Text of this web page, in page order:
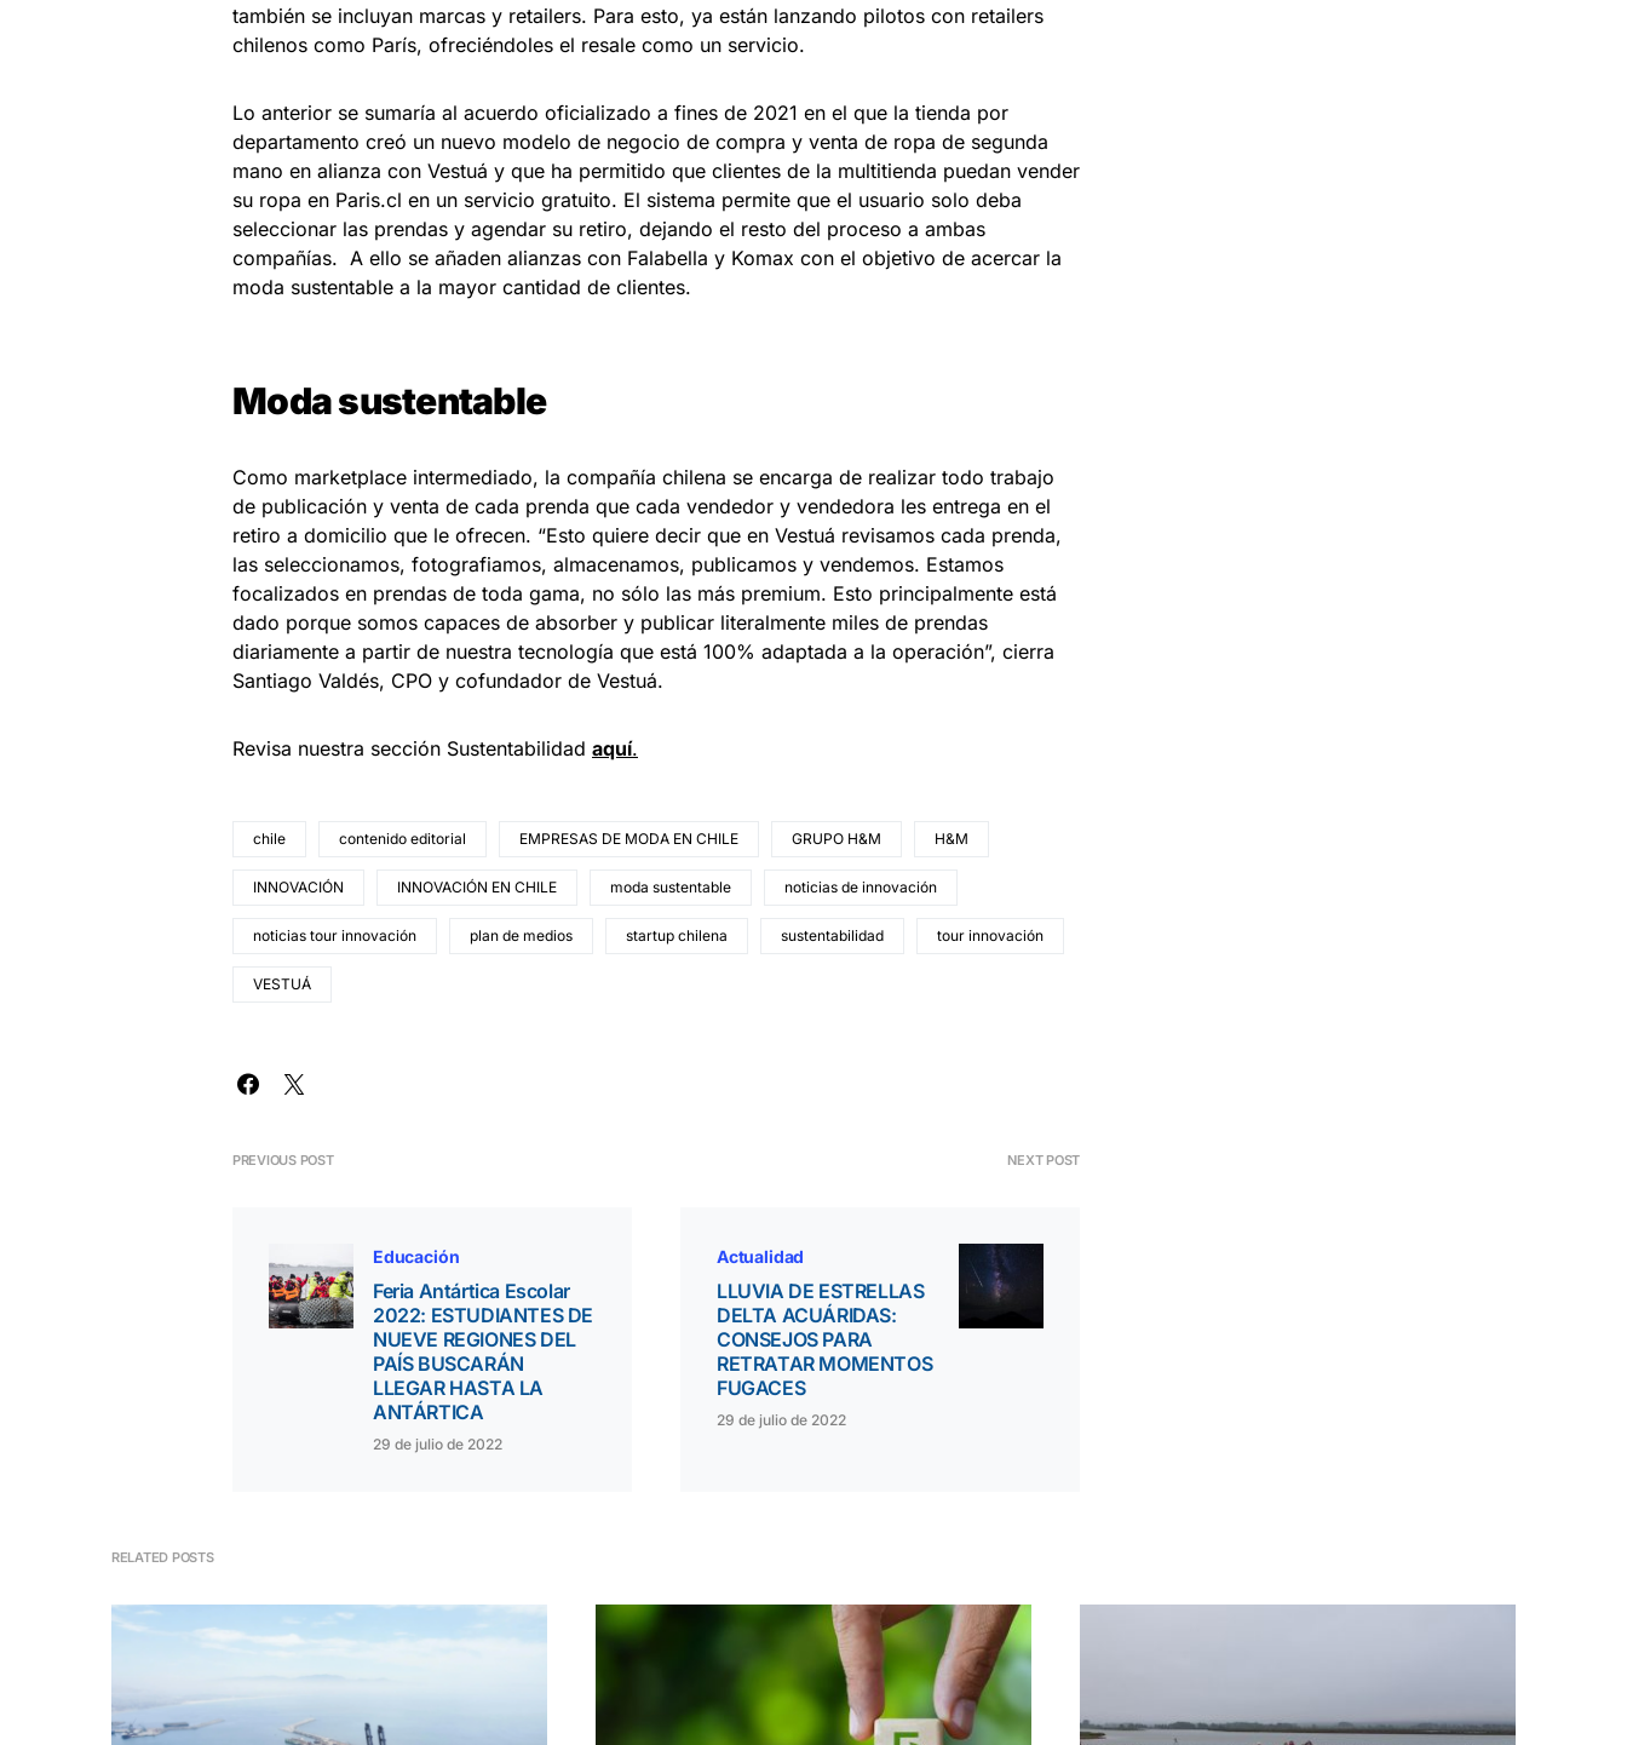
también se incluyan marcas y retailers. Para esto, ya están lanzando pilotos con retailers
chilenos como París, ofreciéndoles el resale como un servicio.
Lo anterior se sumaría al acuerdo oficializado a fines de 2021 en el que la tienda por
departamento creó un nuevo modelo de negocio de compra y venta de ropa de segunda
mano en alianza con Vestuá y que ha permitido que clientes de la multitienda puedan vender
su ropa en Paris.cl en un servicio gratuito. El sistema permite que el usuario solo deba
seleccionar las prendas y agendar su retiro, dejando el resto del proceso a ambas
compañías. A ello se añaden alianzas con Falabella y Komax con el objetivo de acercar la
moda sustentable a la mayor cantidad de clientes.
Moda sustentable
Como marketplace intermediado, la compañía chilena se encarga de realizar todo trabajo
de publicación y venta de cada prenda que cada vendedor y vendedora les entrega en el
retiro a domicilio que le ofrecen. “Esto quiere decir que en Vestuá revisamos cada prenda,
las seleccionamos, fotografiamos, almacenamos, publicamos y vendemos. Estamos
focalizados en prendas de toda gama, no sólo las más premium. Esto principalmente está
dado porque somos capaces de absorber y publicar literalmente miles de prendas
diariamente a partir de nuestra tecnología que está 100% adaptada a la operación”, cierra
Santiago Valdés, CPO y cofundador de Vestuá.
Revisa nuestra sección Sustentabilidad aquí.
chile contenido editorial EMPRESAS DE MODA EN CHILE GRUPO H&M H&M
INNOVACIÓN INNOVACIÓN EN CHILE moda sustentable noticias de innovación
noticias tour innovación plan de medios startup chilena sustentabilidad tour innovación
VESTUÁ
PREVIOUS POST
Educación
Feria Antártica Escolar
2022: ESTUDIANTES DE
NUEVE REGIONES DEL
PAÍS BUSCARÁN
LLEGAR HASTA LA
ANTÁRTICA
29 de julio de 2022
NEXT POST
Actualidad
LLUVIA DE ESTRELLAS
DELTA ACUÁRIDAS:
CONSEJOS PARA
RETRATAR MOMENTOS
FUGACES
29 de julio de 2022
RELATED POSTS